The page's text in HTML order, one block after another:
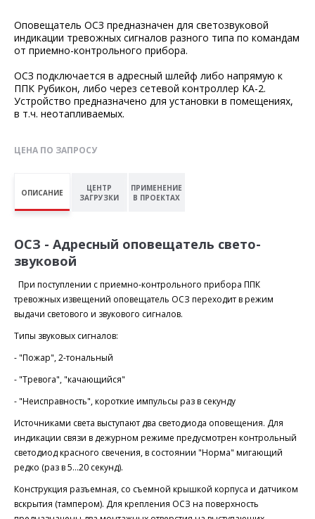
Оповещатель ОСЗ предназначен для светозвуковой
индикации тревожных сигналов разного типа по командам
от приемно-контрольного прибора.
ОСЗ подключается в адресный шлейф либо напрямую к
ППК Рубикон, либо через сетевой контроллер КА-2.
Устройство предназначено для установки в помещениях,
в т.ч. неотапливаемых.
ЦЕНА ПО ЗАПРОСУ
ОПИСАНИЕ
ЦЕНТР
ЗАГРУЗКИ
ПРИМЕНЕНИЕ
В ПРОЕКТАХ
ОСЗ - Адресный оповещатель свето-
звуковой
При поступлении с приемно-контрольного прибора ППК
тревожных извещений оповещатель ОСЗ переходит в режим
выдачи светового и звукового сигналов.
Типы звуковых сигналов:
- "Пожар", 2-тональный
- "Тревога", "качающийся"
- "Неисправность", короткие импульсы раз в секунду
Источниками света выступают два светодиода оповещения. Для
индикации связи в дежурном режиме предусмотрен контрольный
светодиод красного свечения, в состоянии "Норма" мигающий
редко (раз в 5…20 секунд).
Конструкция разъемная, со съемной крышкой корпуса и датчиком
вскрытия (тампером). Для крепления ОСЗ на поверхность